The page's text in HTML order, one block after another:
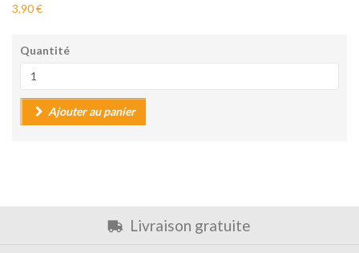
3,90 €
Quantité
Ajouter au panier
Livraison gratuite